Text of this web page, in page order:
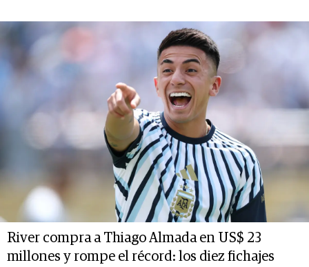
River compra a Thiago Almada en US$ 23
millones y rompe el récord: los diez fichajes